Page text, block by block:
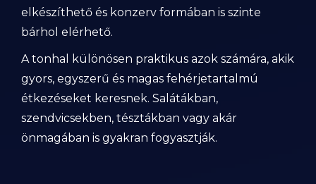
elkészíthető és konzerv formában is szinte
bárhol elérhető.
A tonhal különösen praktikus azok számára, akik
gyors, egyszerű és magas fehérjetartalmú
étkezéseket keresnek. Salátákban,
szendvicsekben, tésztákban vagy akár
önmagában is gyakran fogyasztják.